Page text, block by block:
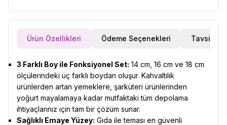
Ürün Özellikleri Ödeme Seçenekleri Tavsiye Et
3 Farklı Boy ile Fonksiyonel Set: 14 cm, 16 cm ve 18 cm
ölçülerindeki üç farklı boydan oluşur. Kahvaltılık
ürünlerden artan yemeklere, şarküteri ürünlerinden
yoğurt mayalamaya kadar mutfaktaki tüm depolama
ihtiyaçlarınız için tam bir çözüm sunar.
Sağlıklı Emaye Yüzey: Gıda ile teması en güvenli